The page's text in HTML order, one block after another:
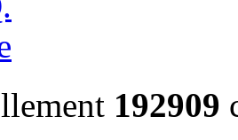
192909